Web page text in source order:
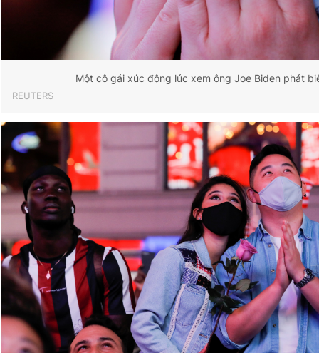
Một cô gái xúc động lúc xem ông Joe Biden phát
REUTERS